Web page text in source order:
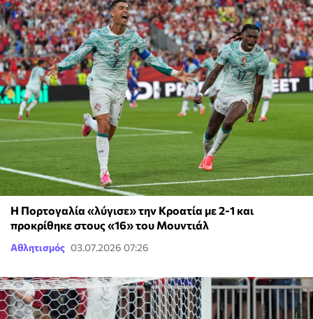
Η Πορτογαλία «λύγισε» την Κροατία με 2-1 και
προκρίθηκε στους «16» του Μουντιάλ
Αθλητισμός 03.07.2026 07:26